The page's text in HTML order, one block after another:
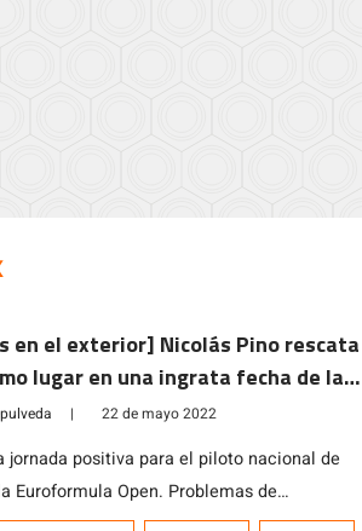
en el exterior] Nicolás Pino rescata
lugar en una ingrata fecha de la
Open en Francia
| 22 de mayo 2022
jornada positiva para el piloto nacional de
Euroformula Open. Problemas de
y fallas mecánicas le impidieron terminar